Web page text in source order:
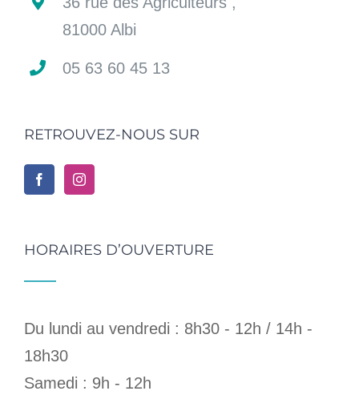
81000 Albi
05 63 60 45 13
RETROUVEZ-NOUS SUR
HORAIRES D’OUVERTURE
Du lundi au vendredi : 8h30 - 12h / 14h -
18h30
Samedi : 9h - 12h